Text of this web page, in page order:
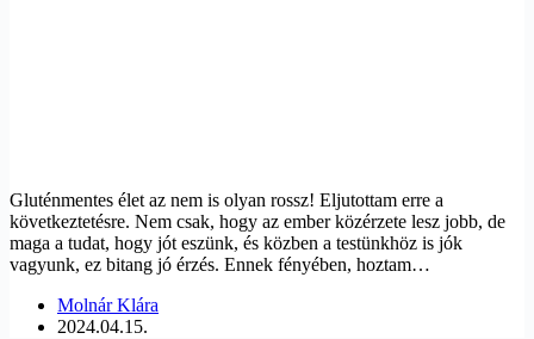
Gluténmentes élet az nem is olyan rossz! Eljutottam erre a
következtetésre. Nem csak, hogy az ember közérzete lesz jobb, de
maga a tudat, hogy jót eszünk, és közben a testünkhöz is jók
vagyunk, ez bitang jó érzés. Ennek fényében, hoztam…
Molnár Klára
2024.04.15.